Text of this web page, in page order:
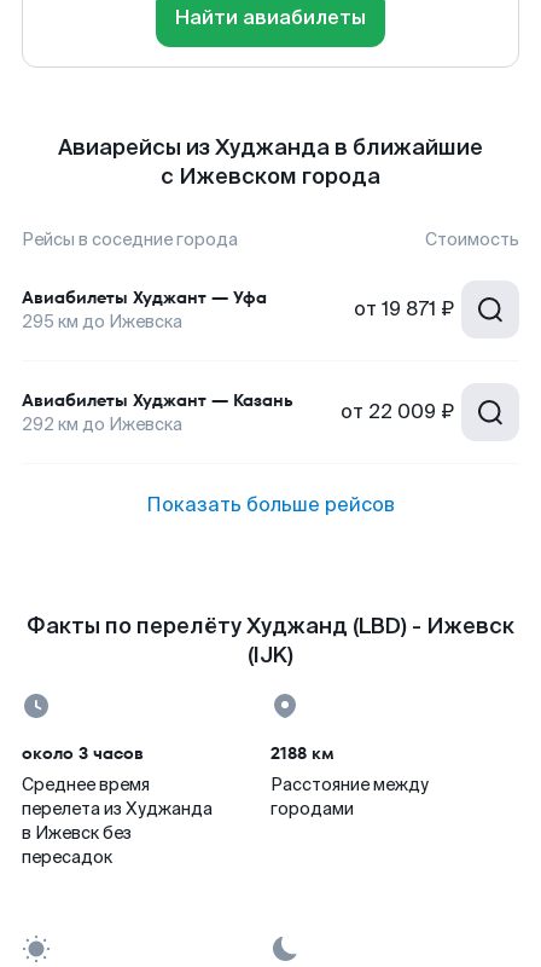
Найти авиабилеты
Авиарейсы из Худжанда в ближайшие
с Ижевском города
Рейсы в соседние города Стоимость
Авиабилеты Худжант — Уфа
295 км до Ижевска от 19 871 ₽
Авиабилеты Худжант — Казань
292 км до Ижевска от 22 009 ₽
Показать больше рейсов
Факты по перелёту Худжанд (LBD) - Ижевск
(IJK)
около 3 часов
Среднее время
перелета из Худжанда
в Ижевск без
пересадок
2188 км
Расстояние между
городами